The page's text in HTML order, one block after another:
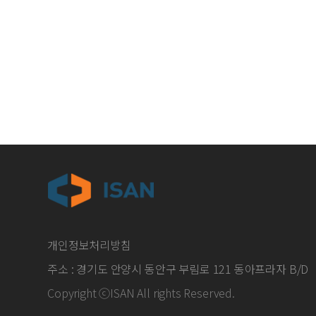
개인정보처리방침
주소 : 경기도 안양시 동안구 부림로 121 동아프라자 B/D
Copyright ⓒISAN All rights Reserved.